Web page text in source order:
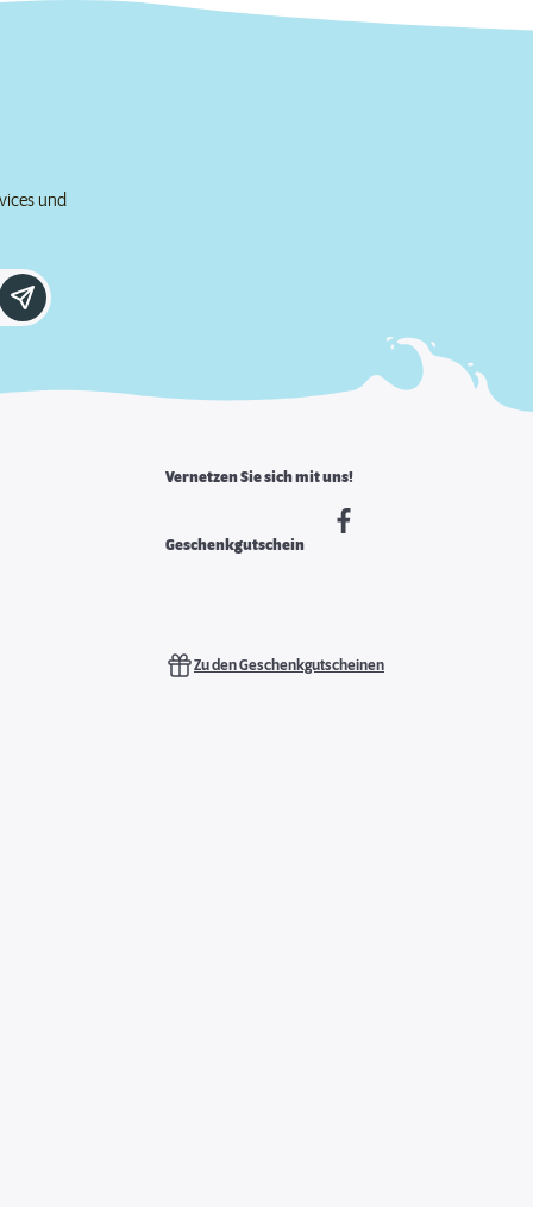
und
Vernetzen Sie sich mit uns!
Geschenkgutschein
Zu den Geschenkgutscheinen